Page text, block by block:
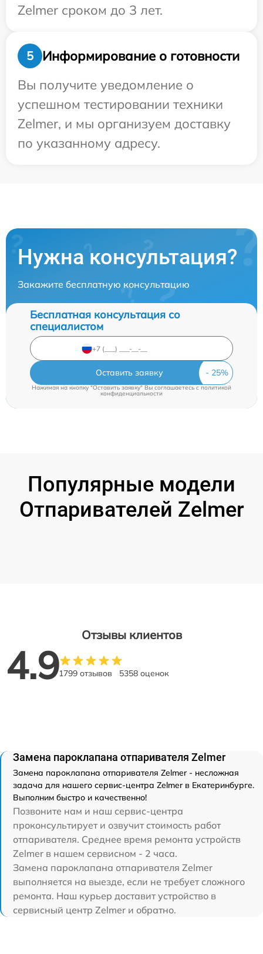
Zelmer сроком до 3 лет.
5
Информирование о готовности
Вы получите уведомление о
успешном тестировании техники
Zelmer, и мы организуем доставку
по указанному адресу.
Нужна консультация?
Закажите бесплатную консультацию
Бесплатная консультация со
специалистом
Оставить заявку
Нажимая на кнопку "Оставить заявку" Вы соглашаетесь c политикой
конфиденциальности
Популярные модели
Отпаривателей Zelmer
Отзывы клиентов
4.91799 отзывов 5358 оценок
Замена пароклапана отпаривателя Zelmer
Замена пароклапана отпаривателя Zelmer - несложная
задача для нашего сервис-центра Zelmer в Екатеринбурге.
Выполним быстро и качественно!
Позвоните нам и наш сервис-центра
проконсультирует и озвучит стоимость работ
отпаривателя. Среднее время ремонта устройств
Zelmer в нашем сервисном - 2 часа.
Замена пароклапана отпаривателя Zelmer
выполняется на выезде, если не требует сложного
ремонта. Наш курьер доставит устройство в
сервисный центр Zelmer и обратно.